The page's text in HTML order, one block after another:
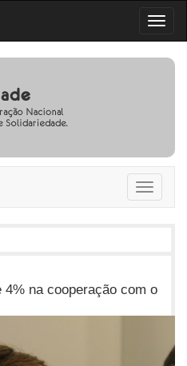
Toggle
na cooperação com o